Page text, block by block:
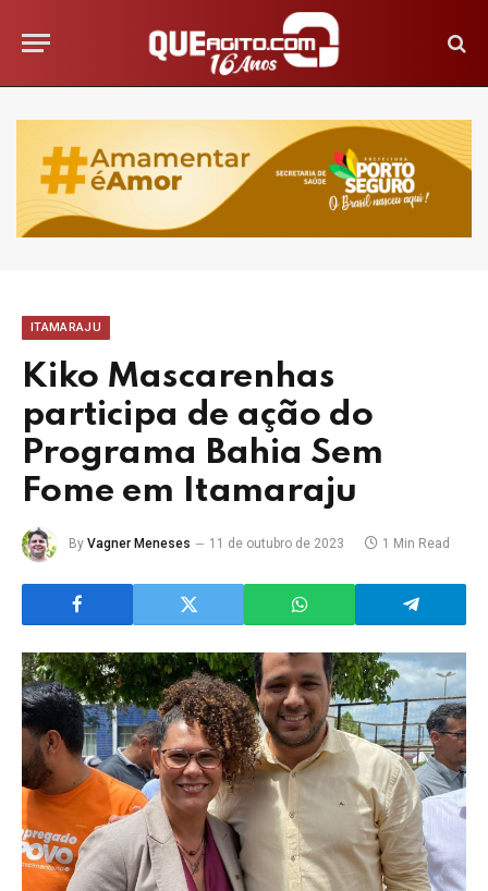
ITAMARAJU
Kiko Mascarenhas
participa de ação do
Programa Bahia Sem
Fome em Itamaraju
By Vagner Meneses 11 de outubro de 2023 1 Min Read